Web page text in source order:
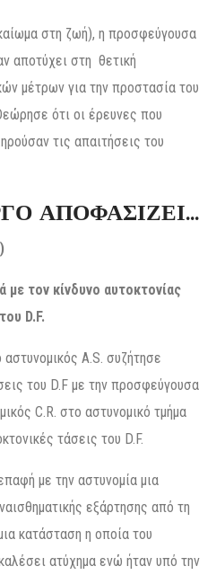
στη ζωή), η προσφεύγουσα
αποτύχει στη θετική
μέτρων για την προστασία του
ότι οι έρευνες που
τις απαιτήσεις του
ΑΠΟΦΑΣΙΖΕΙ…
τον κίνδυνο αυτοκτονίας
D.F.
A.S. συζήτησε
του D.F με την προσφεύγουσα
C.R. στο αστυνομικό τμήμα
τάσεις του D.F.
με την αστυνομία μια
εξάρτησης από τη
κατάσταση η οποία του
ατύχημα ενώ ήταν υπό την